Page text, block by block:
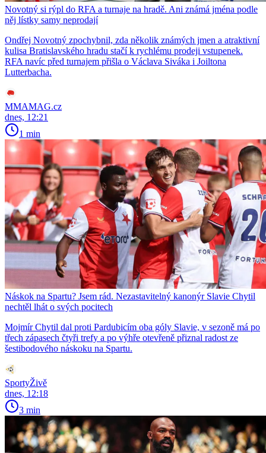
Novotný si rýpl do RFA a turnaje na hradě. Ani známá jména podle
něj lístky samy neprodají
Ondřej Novotný zpochybnil, zda několik známých jmen a atraktivní
kulisa Bratislavského hradu stačí k rychlému prodeji vstupenek.
RFA navíc před turnajem přišla o Václava Siváka i Joiltona
Lutterbacha.
MMAMAG.cz
dnes, 12:21
1 min
Náskok na Spartu? Jsem rád. Nezastavitelný kanonýr Slavie Chytil
nechtěl lhát o svých pocitech
Mojmír Chytil dal proti Pardubicím oba góly Slavie, v sezoně má po
třech zápasech čtyři trefy a po výhře otevřeně přiznal radost ze
šestibodového náskoku na Spartu.
SportyŽivě
dnes, 12:18
3 min